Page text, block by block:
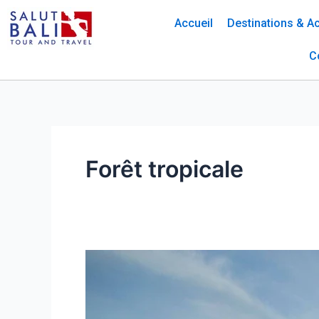
Skip
to
content
Accueil Destinations &
Forêt tropicale